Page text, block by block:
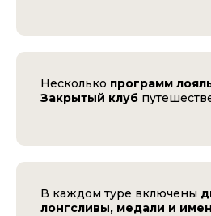
Несколько программ
Закрытый клуб
В каждом туре включены
лонгсливы, медали и